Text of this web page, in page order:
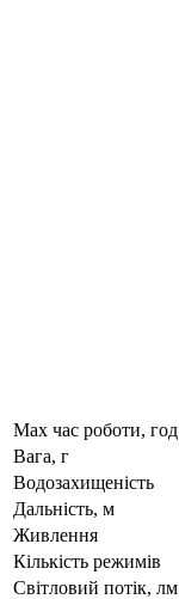
Max час роботи, год
Вага, г
Водозахищеність
Дальність, м
Живлення
Кількість режимів
Світловий потік, лм